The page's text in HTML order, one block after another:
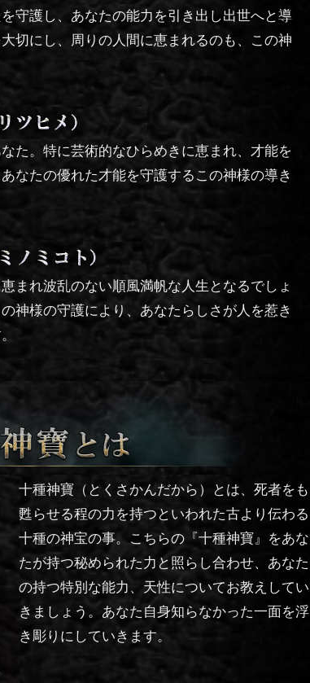
守護し、あなたの能力を引き出し出世へと導
切にし、周りの人間に恵まれるのも、この神
た。特に芸術的なひらめきに恵まれ、才能を
なたの優れた才能を守護するこの神様の導き
まれ波乱のない順風満帆な人生となるでしょ
神様の守護により、あなたらしさが人を惹き
十種神寶（とくさかんだから）とは、死者をも
甦らせる程の力を持つといわれた古より伝わる
十種の神宝の事。こちらの『十種神寶』をあな
たが持つ秘められた力と照らし合わせ、あなた
の持つ特別な能力、天性についてお教えしてい
きましょう。あなた自身知らなかった一面を浮
き彫りにしていきます。